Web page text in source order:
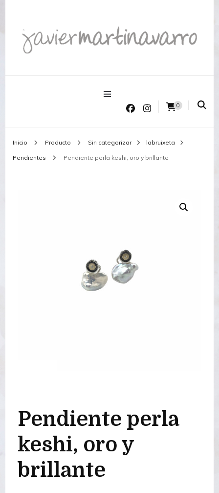
Joyería Javier Martinavarro
0
Inicio Producto Sin categorizar labruixeta
Pendientes Pendiente perla keshi, oro y brillante
Pendiente perla
keshi, oro y
brillante